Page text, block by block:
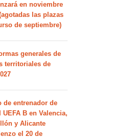
en noviembre
las plazas
de septiembre)
generales de
territoriales de
de entrenador de
UEFA B en Valencia,
y Alicante
el 20 de